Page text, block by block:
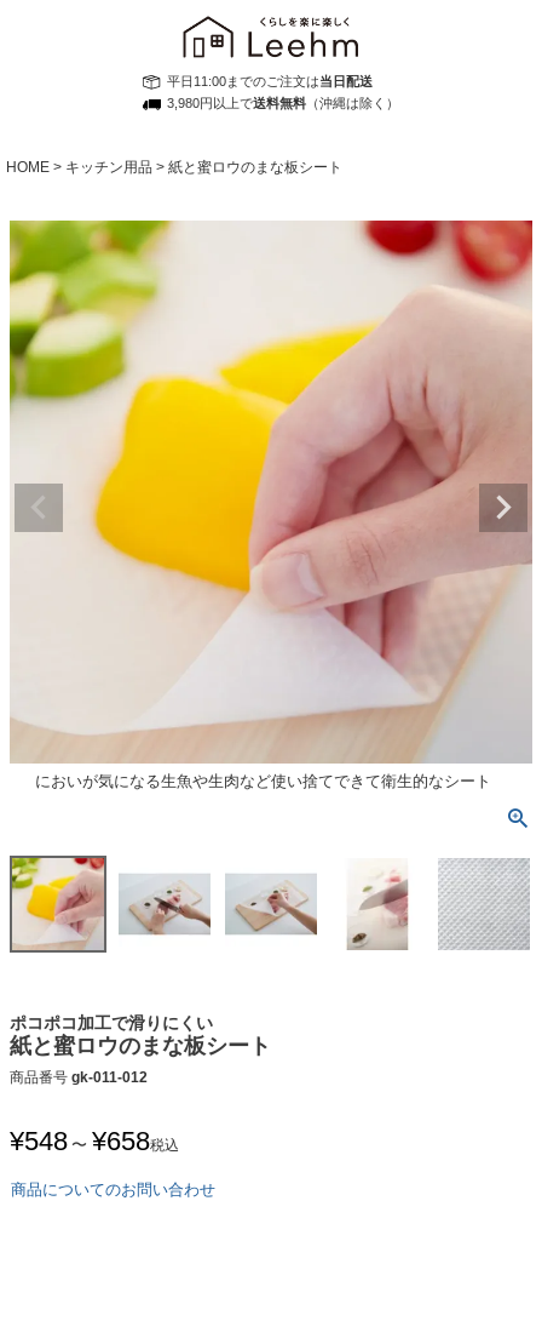
平日11:00までのご注文は当日配送
3,980円以上で送料無料 （沖縄は除く）
HOME キッチン用品 紙と蜜ロウのまな板シート
においが気になる生魚や生肉など使い捨てできて衛生的なシート
ポコポコ加工で滑りにくい
紙と蜜ロウのまな板シート
商品番号 gk-011-012
¥548 〜 ¥658税込
商品についてのお問い合わせ